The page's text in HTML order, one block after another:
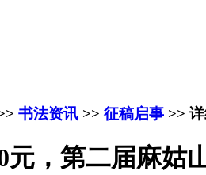
书法资讯 >> 征稿启事 >>
元，第二届麻姑